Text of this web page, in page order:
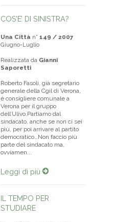
COS’E’ DI SINISTRA?
Una Città n° 149 / 2007
Giugno-Luglio
Realizzata da Gianni
Saporetti
Roberto Fasoli, già segretario
generale della Cgil di Verona,
è consigliere comunale a
Verona per il gruppo
dell’Ulivo.Partiamo dal
sindacato, anche se non ci sei
più, per poi arrivare al partito
democratico…Non faccio più
parte del sindacato ma,
ovviamen...
Leggi di più
IL TEMPO PER
STUDIARE